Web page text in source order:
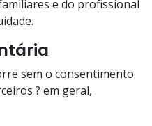
e do profissional
sem o consentimento
? em geral,